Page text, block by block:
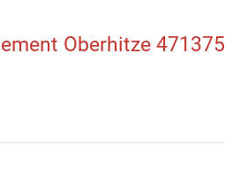
Oberhitze 471375